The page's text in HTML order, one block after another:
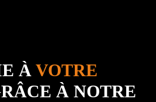
À VOTRE
À NOTRE